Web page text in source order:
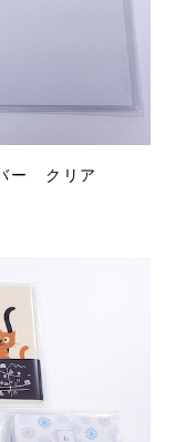
バー クリア